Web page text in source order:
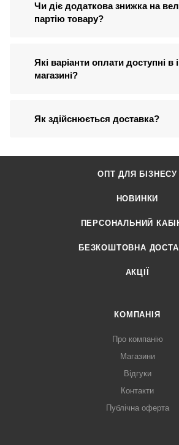
Чи діє додаткова знижка на
партію товару?
Які варіанти оплати доступні в
магазині?
Як здійснюється доставка?
ОПТ ДЛЯ БІЗНЕСУ
НОВИНКИ
ПЕРСОНАЛЬНИЙ
БЕЗКОШТОВНА
АКЦІЇ
КОМПАНІЯ
Про компанію
Магазини
Відгуки
Контакти
Публічна оферта